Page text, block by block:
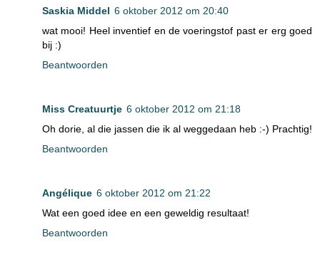
Saskia Middel 6 oktober 2012 om 20:40
wat mooi! Heel inventief en de voeringstof past er erg goed
bij :)
Beantwoorden
Miss Creatuurtje 6 oktober 2012 om 21:18
Oh dorie, al die jassen die ik al weggedaan heb :-) Prachtig!
Beantwoorden
Angélique 6 oktober 2012 om 21:22
Wat een goed idee en een geweldig resultaat!
Beantwoorden